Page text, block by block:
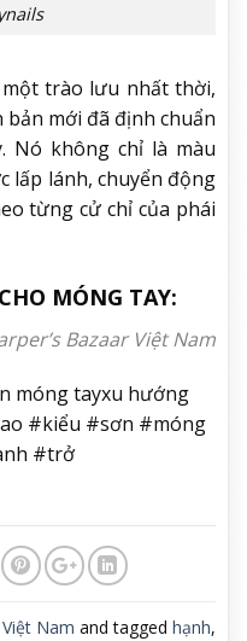
trào lưu nhất thời,
mới đã định chuẩn
Nó không chỉ là màu
lấp lánh, chuyển động
từng cử chỉ của phái
MÓNG TAY:
Bazaar Việt Nam
móng tayxu hướng
#kiểu #sơn #móng
#trở
Nam and tagged hạnh,